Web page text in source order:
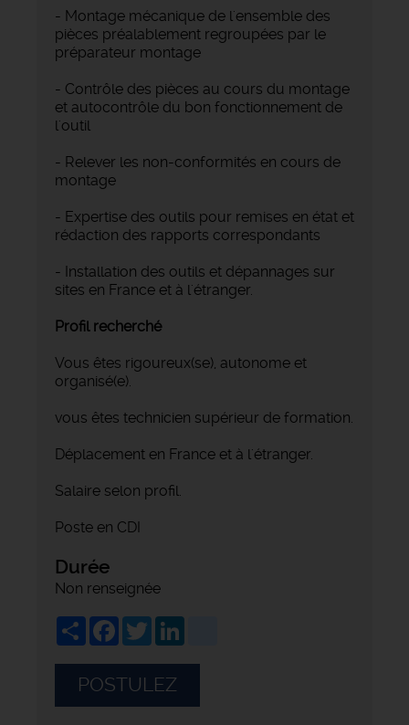
- Montage mécanique de l'ensemble des
pièces préalablement regroupées par le
préparateur montage
- Contrôle des pièces au cours du montage
et autocontrôle du bon fonctionnement de
l'outil
- Relever les non-conformités en cours de
montage
- Expertise des outils pour remises en état et
rédaction des rapports correspondants
- Installation des outils et dépannages sur
sites en France et à l'étranger.
Profil recherché
Vous êtes rigoureux(se), autonome et
organisé(e).
vous êtes technicien supérieur de formation.
Déplacement en France et à l'étranger.
Salaire selon profil.
Poste en CDI
Durée
Non renseignée
ShareFacebook
Twitter
POSTULEZ